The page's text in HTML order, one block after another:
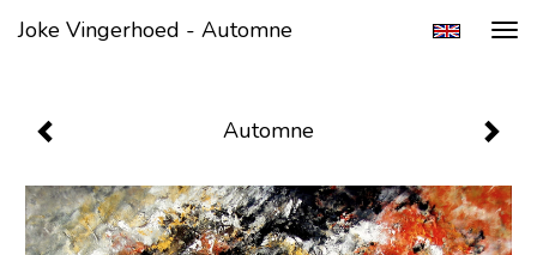
Joke Vingerhoed - Automne
Automne